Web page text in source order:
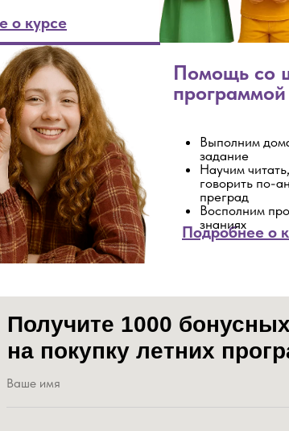
Помощь со
программой
о курсе
Подробнее о
Выполним
задание
Научим
говорить по-
преград
Восполним
знаниях
Получите 1000
на покупку летних